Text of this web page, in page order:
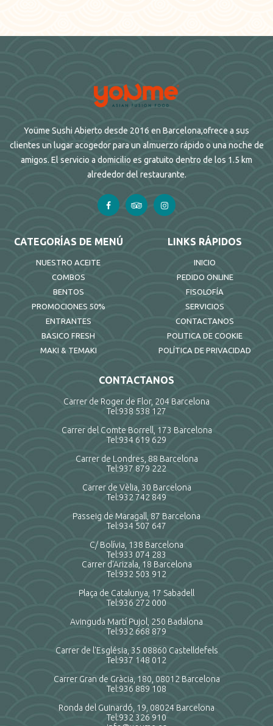
Yoüme Sushi Abierto desde 2016 en Barcelona,ofrece a sus
clientes un lugar acogedor para un almuerzo rápido o una noche de
amigos. El servicio a domicilio es gratuito dentro de los 1.5 km
alrededor del restaurante.
CATEGORÍAS DE MENÚ
NUESTRO ACEITE
COMBOS
BENTOS
PROMOCIONES 50%
ENTRANTES
BASICO FRESH
MAKI & TEMAKI
LINKS RÁPIDOS
INICIO
PEDIDO ONLINE
FISOLOFÍA
SERVICIOS
CONTACTANOS
POLITICA DE COOKIE
POLÍTICA DE PRIVACIDAD
CONTACTANOS
Carrer de Roger de Flor, 204 Barcelona
Tel:938 538 127
Carrer del Comte Borrell, 173 Barcelona
Tel:934 619 629
Carrer de Londres, 88 Barcelona
Tel:937 879 222
Carrer de Vèlia, 30 Barcelona
Tel:932 742 849
Passeig de Maragall, 87 Barcelona
Tel:934 507 647
C/ Bolívia, 138 Barcelona
Tel:933 074 283
Carrer d'Arizala, 18 Barcelona
Tel:932 503 912
Plaça de Catalunya, 17 Sabadell
Tel:936 272 000
Avinguda Martí Pujol, 250 Badalona
Tel:932 668 879
Carrer de l'Església, 35 08860 Castelldefels
Tel:937 148 012
Carrer Gran de Gràcia, 180, 08012 Barcelona
Tel:936 889 108
Ronda del Guinardó, 19, 08024 Barcelona
Tel:932 326 910